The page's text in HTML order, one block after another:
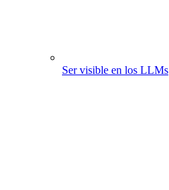
Ser visible en los LLMs